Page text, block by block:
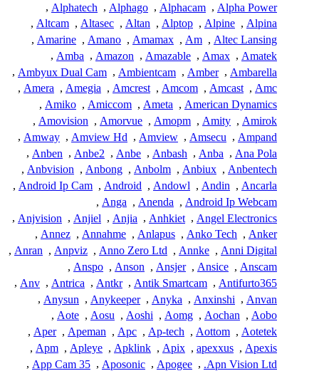
Alpha Power
,
Alphacam
,
Alphago
,
Alphatech
,
Alpina
,
Alpine
,
Alptop
,
Altan
,
Altasec
,
Altcam
,
Altec Lansing
,
Am
,
Amamax
,
Amano
,
Amarine
,
Amatek
,
Amax
,
Amazable
,
Amazon
,
Amba
,
Ambarella
,
Amber
,
Ambientcam
,
Ambyux Dual Cam
,
Amc
,
Amcast
,
Amcom
,
Amcrest
,
Amegia
,
Amera
,
American Dynamics
,
Ameta
,
Amiccom
,
Amiko
,
Amirok
,
Amity
,
Amopm
,
Amorvue
,
Amovision
,
Ampand
,
Amsecu
,
Amview
,
Amview Hd
,
Amway
,
Ana Pola
,
Anba
,
Anbash
,
Anbe
,
Anbe2
,
Anben
,
Anbentech
,
Anbiux
,
Anbolm
,
Anbong
,
Anbvision
,
Ancarla
,
Andin
,
Andowl
,
Android
,
Android Ip Cam
,
Android Ip Webcam
,
Anenda
,
Anga
,
Angel Electronics
,
Anhkiet
,
Anjia
,
Anjiel
,
Anjvision
,
Anker
,
Anko Tech
,
Anlapus
,
Annahme
,
Annez
,
Anni Digital
,
Annke
,
Anno Zero Ltd
,
Anpviz
,
Anran
,
Anscam
,
Ansice
,
Ansjer
,
Anson
,
Anspo
,
Antifurto365
,
Antik Smartcam
,
Antkr
,
Antrica
,
Anv
,
Anvan
,
Anxinshi
,
Anyka
,
Anykeeper
,
Anysun
,
Aobo
,
Aochan
,
Aomg
,
Aoshi
,
Aosu
,
Aote
,
Aotetek
,
Aottom
,
Ap-tech
,
Apc
,
Apeman
,
Aper
,
Apexis
,
apexxus
,
Apix
,
Apklink
,
Apleye
,
Apm
,
Apn Vision Ltd.
,
Apogee
,
Aposonic
,
App Cam 35
,